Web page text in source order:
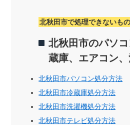
北秋田市で処理できないもの
北秋田市のパソ
蔵庫、エアコン
北秋田市パソコン処分方法
北秋田市冷蔵庫処分方法
北秋田市洗濯機処分方法
北秋田市テレビ処分方法